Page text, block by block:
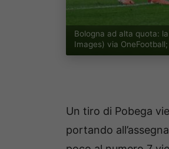
Bologna ad alta quota:
Images) via
Un tiro di Pobega
portando